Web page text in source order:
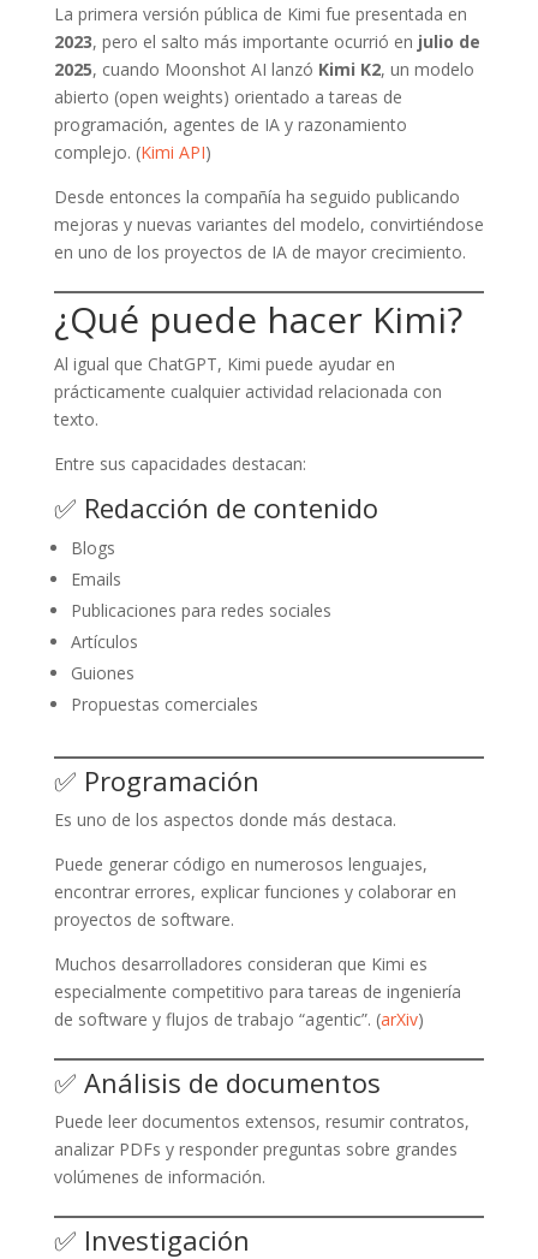
La primera versión pública de Kimi fue presentada en
2023, pero el salto más importante ocurrió en julio de
2025, cuando Moonshot AI lanzó Kimi K2, un modelo
abierto (open weights) orientado a tareas de
programación, agentes de IA y razonamiento
complejo. (Kimi API)
Desde entonces la compañía ha seguido publicando
mejoras y nuevas variantes del modelo, convirtiéndose
en uno de los proyectos de IA de mayor crecimiento.
¿Qué puede hacer Kimi?
Al igual que ChatGPT, Kimi puede ayudar en
prácticamente cualquier actividad relacionada con
texto.
Entre sus capacidades destacan:
✅ Redacción de contenido
Blogs
Emails
Publicaciones para redes sociales
Artículos
Guiones
Propuestas comerciales
✅ Programación
Es uno de los aspectos donde más destaca.
Puede generar código en numerosos lenguajes,
encontrar errores, explicar funciones y colaborar en
proyectos de software.
Muchos desarrolladores consideran que Kimi es
especialmente competitivo para tareas de ingeniería
de software y flujos de trabajo “agentic”. (arXiv)
✅ Análisis de documentos
Puede leer documentos extensos, resumir contratos,
analizar PDFs y responder preguntas sobre grandes
volúmenes de información.
✅ Investigación